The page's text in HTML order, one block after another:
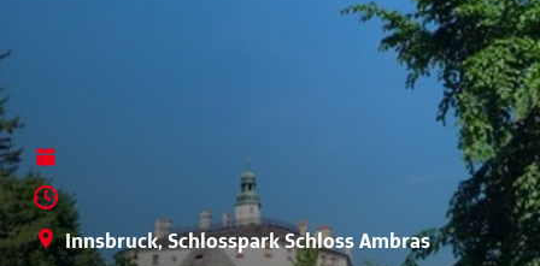
Innsbruck, Schlosspark Schloss Ambras